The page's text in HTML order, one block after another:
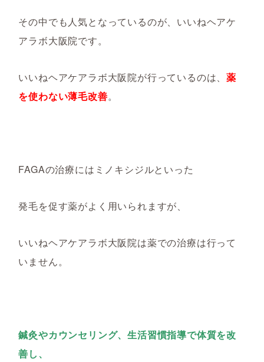
その中でも人気となっているのが、いいねヘアケ
アラボ大阪院です。
いいねヘアケアラボ大阪院が行っているのは、薬
を使わない薄毛改善。
FAGAの治療にはミノキシジルといった
発毛を促す薬がよく用いられますが、
いいねヘアケアラボ大阪院は薬での治療は行って
いません。
鍼灸やカウンセリング、生活習慣指導で体質を改
善し、